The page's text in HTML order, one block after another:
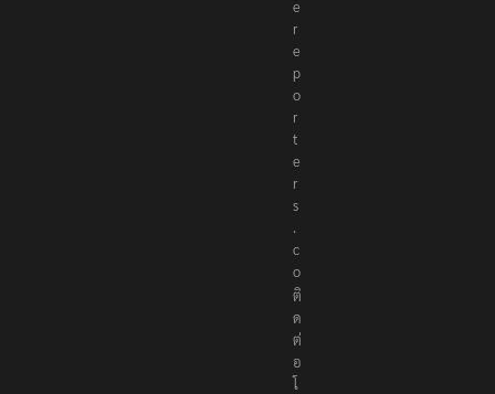
e
r
e
p
o
r
t
e
r
s
.
c
o
ติ
ด
ต่
อ
โ